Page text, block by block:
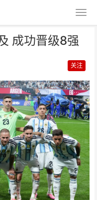
成功晋级8强
关注
晋级